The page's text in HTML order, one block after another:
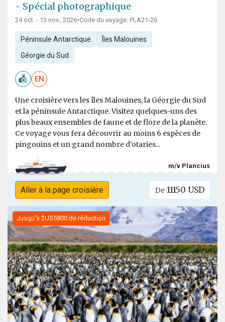
- Spécial photographique
24 oct. - 13 nov., 2026•Code du voyage: PLA21-26
Péninsule Antarctique Îles Malouines
Géorgie du Sud
EN
Une croisière vers les îles Malouines, la Géorgie du Sud
et la péninsule Antarctique. Visitez quelques-uns des
plus beaux ensembles de faune et de flore de la planète.
Ce voyage vous fera découvrir au moins 6 espèces de
pingouins et un grand nombre d'otaries...
m/v Plancius
Aller à la page croisière De 11150 USD
Jusqu'à $US5800 de réduction